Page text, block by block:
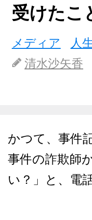
受けたこ
メディア
人
清水沙矢香
かつて、事件
事件の詐欺師
い？」と、電